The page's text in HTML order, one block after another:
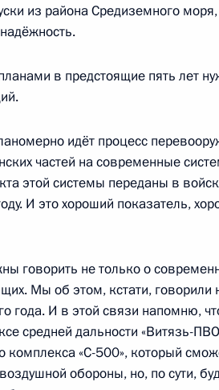
четверг
развития ВВС
16:00
подготовки к Олимпиаде-
14:00 Сочи
года, среда
из района Средиземного
в предстоящие пять лет
идёт процесс
частей на современные
этой системы переданы в
И это хороший показатель,
говорить не только о
Мы об этом, кстати, говорили
года. И в этой связи напомню,
средней дальности «Витязь-
комплекса «С-500», который
обороны, но, по сути,